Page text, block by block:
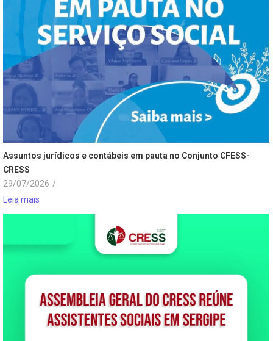
Assuntos jurídicos e contábeis em pauta no Conjunto CFESS-
CRESS
29/07/2026 /
Leia mais